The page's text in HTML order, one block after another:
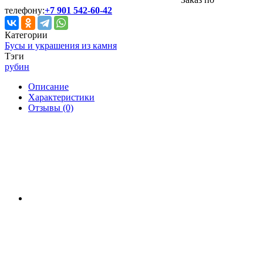
телефону:+7 901 542-60-42
Категории
Бусы и украшения из камня
Тэги
рубин
Описание
Характеристики
Отзывы (0)